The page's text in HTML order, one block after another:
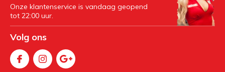
Onze klantenservice is vandaag geopend
tot 22:00 uur.
Volg ons